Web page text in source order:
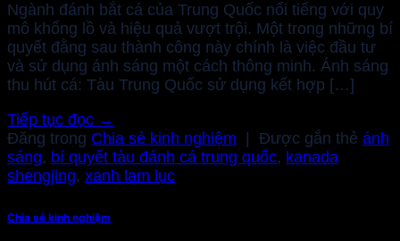
Ngành đánh bắt cá của Trung Quốc nổi tiếng với quy
mô khổng lồ và hiệu quả vượt trội. Một trong những bí
quyết đằng sau thành công này chính là việc đầu tư
và sử dụng ánh sáng một cách thông minh. Ánh sáng
thu hút cá: Tàu Trung Quốc sử dụng kết hợp […]
Tiếp tục đọc →
Đăng trong Chia sẻ kinh nghiệm | Được gắn thẻ ánh
sáng, bí quyết tàu đánh cá trung quốc, kanada
shengjing, xanh lam lục
Chia sẻ kinh nghiệm